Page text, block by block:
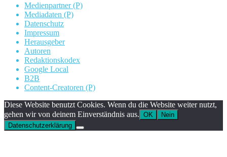
Medienpartner (P)
Mediadaten (P)
Datenschutz
Impressum
Herausgeber
Autoren
Redaktionskodex
Google Local
B2B
Content-Creatoren (P)
Diese Website benutzt Cookies. Wenn du die Website weiter nutzt,
gehen wir von deinem Einverständnis aus. OK
Nein
Datenschutzerklärung